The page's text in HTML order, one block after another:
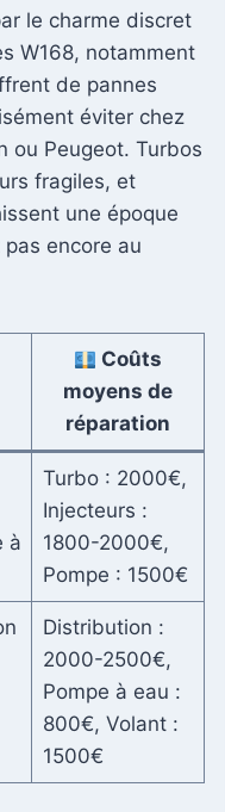
le charme discret
W168, notamment
de pannes
éviter chez
ou Peugeot. Turbos
fragiles, et
une époque
pas encore au
Coûts
moyens de
réparation
à
Turbo : 2000€,
Injecteurs :
1800-2000€,
Pompe : 1500€
Distribution :
2000-2500€,
Pompe à eau :
800€, Volant :
1500€